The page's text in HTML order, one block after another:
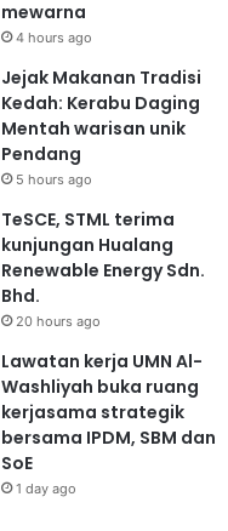
mewarna
4 hours ago
Jejak Makanan Tradisi
Kedah: Kerabu Daging
Mentah warisan unik
Pendang
5 hours ago
TeSCE, STML terima
kunjungan Hualang
Renewable Energy Sdn.
Bhd.
20 hours ago
Lawatan kerja UMN Al-
Washliyah buka ruang
kerjasama strategik
bersama IPDM, SBM dan
SoE
1 day ago